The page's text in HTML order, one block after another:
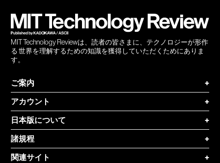
MIT Technology Reviewは、読者の皆さまに、テクノロジーが形作
る 世界を理解するための知識を獲得していただくためにありま
す。
ご案内
+
アカウント
+
日本版について
+
諸規程
+
関連サイト
+